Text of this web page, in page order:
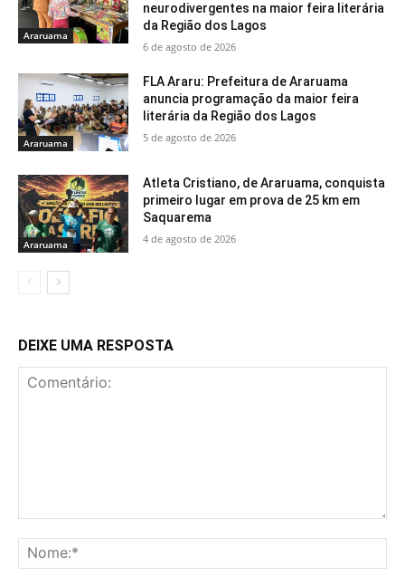
Araruama
neurodivergentes na maior feira literária
da Região dos Lagos
6 de agosto de 2026
Araruama
FLA Araru: Prefeitura de Araruama
anuncia programação da maior feira
literária da Região dos Lagos
5 de agosto de 2026
Araruama
Atleta Cristiano, de Araruama, conquista
primeiro lugar em prova de 25 km em
Saquarema
4 de agosto de 2026
DEIXE UMA RESPOSTA